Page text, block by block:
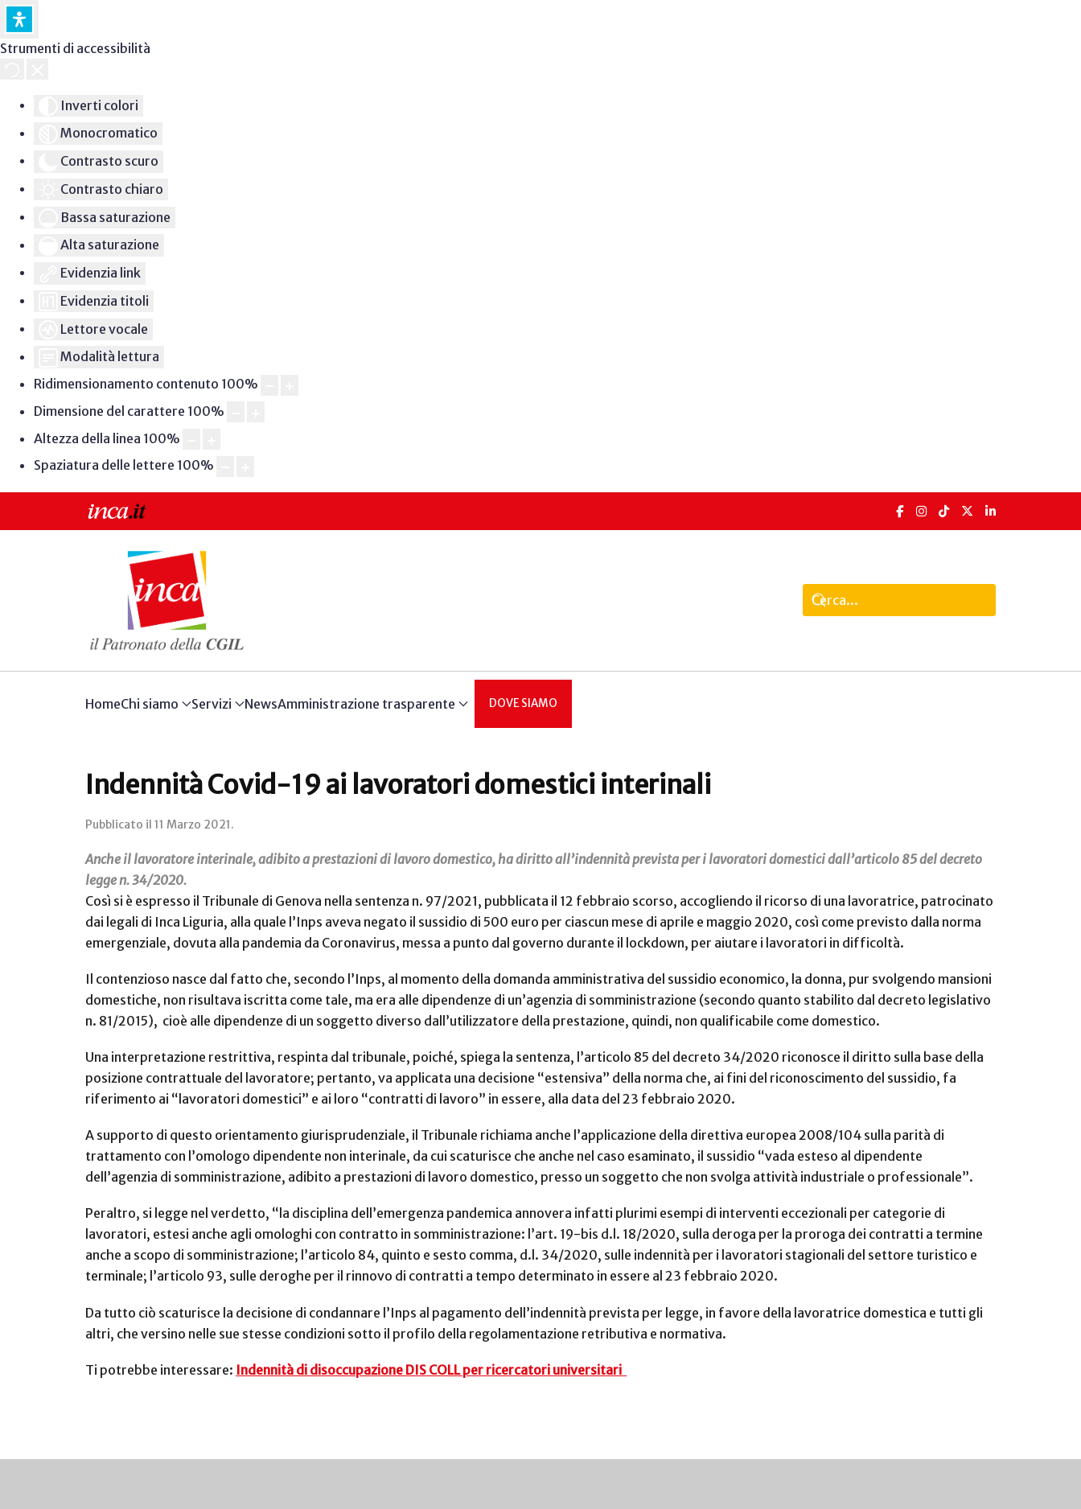
Strumenti di accessibilità
Inverti colori
Monocromatico
Contrasto scuro
Contrasto chiaro
Bassa saturazione
Alta saturazione
Evidenzia link
Evidenzia titoli
Lettore vocale
Modalità lettura
Ridimensionamento contenuto 100%
Dimensione del carattere 100%
Altezza della linea 100%
Spaziatura delle lettere 100%
HomeChi siamo Servizi NewsAmministrazione trasparente DOVE SIAMO
Indennità Covid-19 ai lavoratori domestici interinali
Pubblicato il 11 Marzo 2021.
Anche il lavoratore interinale, adibito a prestazioni di lavoro domestico, ha diritto all’indennità prevista per i lavoratori domestici dall’articolo 85 del decreto
legge n. 34/2020.
Così si è espresso il Tribunale di Genova nella sentenza n. 97/2021, pubblicata il 12 febbraio scorso, accogliendo il ricorso di una lavoratrice, patrocinato
dai legali di Inca Liguria, alla quale l’Inps aveva negato il sussidio di 500 euro per ciascun mese di aprile e maggio 2020, così come previsto dalla norma
emergenziale, dovuta alla pandemia da Coronavirus, messa a punto dal governo durante il lockdown, per aiutare i lavoratori in difficoltà.
Il contenzioso nasce dal fatto che, secondo l’Inps, al momento della domanda amministrativa del sussidio economico, la donna, pur svolgendo mansioni
domestiche, non risultava iscritta come tale, ma era alle dipendenze di un’agenzia di somministrazione (secondo quanto stabilito dal decreto legislativo
n. 81/2015), cioè alle dipendenze di un soggetto diverso dall’utilizzatore della prestazione, quindi, non qualificabile come domestico.
Una interpretazione restrittiva, respinta dal tribunale, poiché, spiega la sentenza, l’articolo 85 del decreto 34/2020 riconosce il diritto sulla base della
posizione contrattuale del lavoratore; pertanto, va applicata una decisione “estensiva” della norma che, ai fini del riconoscimento del sussidio, fa
riferimento ai “lavoratori domestici” e ai loro “contratti di lavoro” in essere, alla data del 23 febbraio 2020.
A supporto di questo orientamento giurisprudenziale, il Tribunale richiama anche l’applicazione della direttiva europea 2008/104 sulla parità di
trattamento con l’omologo dipendente non interinale, da cui scaturisce che anche nel caso esaminato, il sussidio “vada esteso al dipendente
dell’agenzia di somministrazione, adibito a prestazioni di lavoro domestico, presso un soggetto che non svolga attività industriale o professionale”.
Peraltro, si legge nel verdetto, “la disciplina dell’emergenza pandemica annovera infatti plurimi esempi di interventi eccezionali per categorie di
lavoratori, estesi anche agli omologhi con contratto in somministrazione: l’art. 19-bis d.l. 18/2020, sulla deroga per la proroga dei contratti a termine
anche a scopo di somministrazione; l’articolo 84, quinto e sesto comma, d.l. 34/2020, sulle indennità per i lavoratori stagionali del settore turistico e
terminale; l’articolo 93, sulle deroghe per il rinnovo di contratti a tempo determinato in essere al 23 febbraio 2020.
Da tutto ciò scaturisce la decisione di condannare l’Inps al pagamento dell’indennità prevista per legge, in favore della lavoratrice domestica e tutti gli
altri, che versino nelle sue stesse condizioni sotto il profilo della regolamentazione retributiva e normativa.
Ti potrebbe interessare: Indennità di disoccupazione DIS COLL per ricercatori universitari